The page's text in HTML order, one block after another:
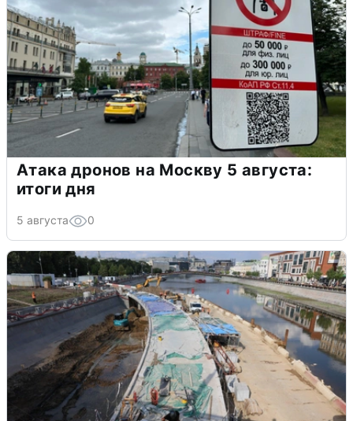
Атака дронов на Москву 5 августа:
итоги дня
5 августа 0